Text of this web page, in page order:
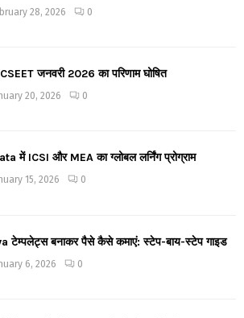
28, 2026 0
जनवरी 2026 का परिणाम घोषित
20, 2026 0
में ICSI और MEA का ग्लोबल लर्निंग प्रोग्राम
15, 2026 0
टेम्पलेट्स बनाकर पैसे कैसे कमाएं: स्टेप-बाय-स्टेप गाइड
6, 2026 0